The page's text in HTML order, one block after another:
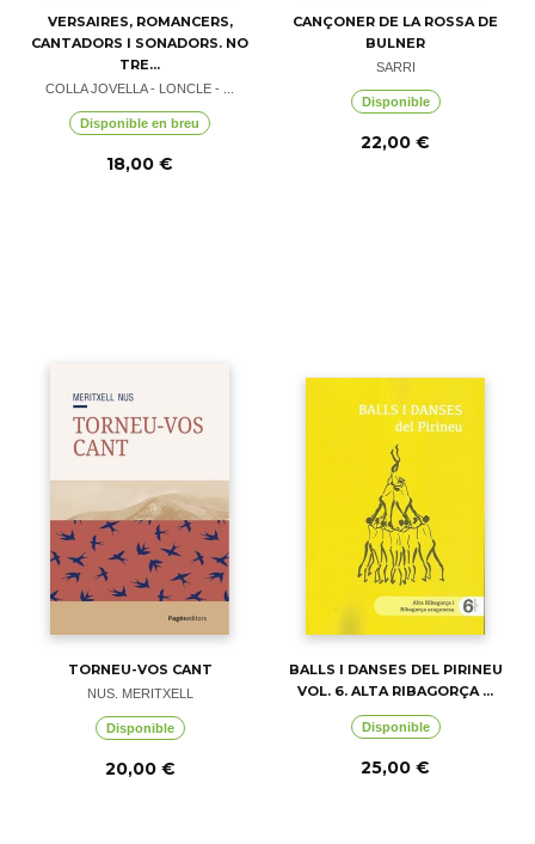
VERSAIRES, ROMANCERS,
CANTADORS I SONADORS. NO
TRE...
COLLA JOVELLA - LONCLE - ...
Disponible en breu
18,00 €
CANÇONER DE LA ROSSA DE
BULNER
SARRI
Disponible
22,00 €
TORNEU-VOS CANT
NUS. MERITXELL
Disponible
20,00 €
BALLS I DANSES DEL PIRINEU
VOL. 6. ALTA RIBAGORÇA ...
Disponible
25,00 €